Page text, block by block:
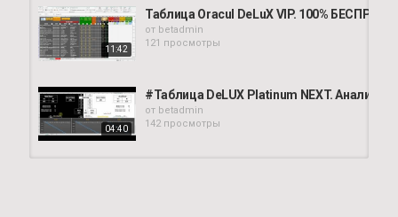
11:42
Таблица Oracul DeLuX VIP. 100%
от betadmin
121 просмотры
04:40
#Таблица DeLUX Platinum NEXT.
от betadmin
142 просмотры